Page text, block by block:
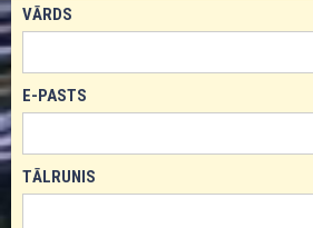
VĀRDS
E-PASTS
TĀLRUNIS